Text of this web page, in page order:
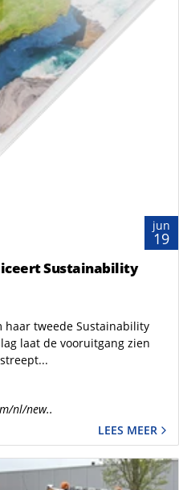
jun
19
Sustainability
haar tweede Sustainability
laat de vooruitgang zien
nl/new..
LEES MEER